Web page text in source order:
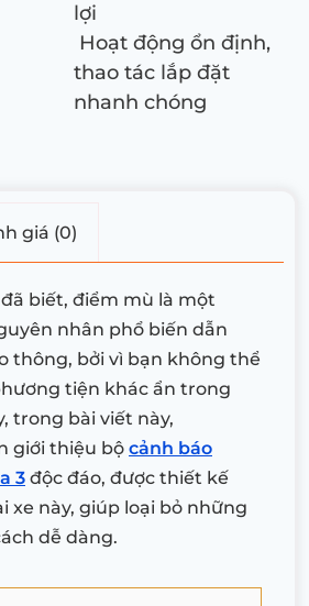
lợi
Hoạt động ổn định,
thao tác lắp đặt
nhanh chóng
giá (0)
biết, điểm mù là một
nhân phổ biến dẫn
thông, bởi vì bạn không thể
tiện khác ẩn trong
trong bài viết này,
giới thiệu bộ cảnh báo
3 độc đáo, được thiết kế
xe này, giúp loại bỏ những
dễ dàng.